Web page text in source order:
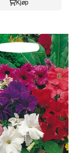
Kjøp